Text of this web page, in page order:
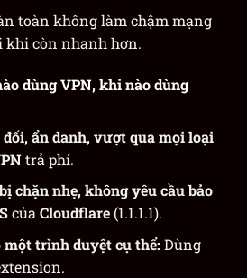
toàn không làm chậm mạng
khi còn nhanh hơn.
dùng VPN, khi nào dùng
ẩn danh, vượt qua mọi loại
trả phí.
chặn nhẹ, không yêu cầu bảo
củaCloudflare(1.1.1.1).
trình duyệt cụ thể: Dùng